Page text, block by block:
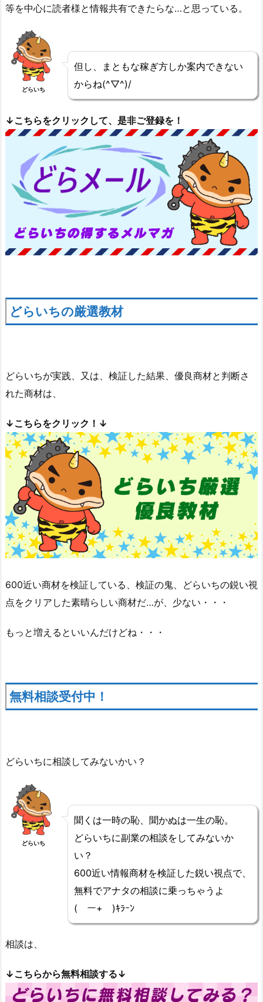
等を中心に読者様と情報共有できたらな…と思っている。
どらいち
但し、まともな稼ぎ方しか案内できない
からね(^▽^)/
↓こちらをクリックして、是非ご登録を！
どらいちの厳選教材
どらいちが実践、又は、検証した結果、優良商材と判断さ
れた商材は、
↓こちらをクリック！↓
600近い商材を検証している、検証の鬼、どらいちの鋭い視
点をクリアした素晴らしい商材だ…が、少ない・・・
もっと増えるといいんだけどね・・・
無料相談受付中！
どらいちに相談してみないかい？
どらいち
聞くは一時の恥、聞かぬは一生の恥。
どらいちに副業の相談をしてみないか
い？
600近い情報商材を検証した鋭い視点で、
無料でアナタの相談に乗っちゃうよ
(￣ー+￣)ｷﾗｰﾝ
相談は、
↓こちらから無料相談する↓